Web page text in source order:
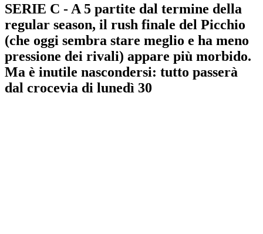
SERIE C - A 5 partite dal termine della
regular season, il rush finale del Picchio
(che oggi sembra stare meglio e ha meno
pressione dei rivali) appare più morbido.
Ma è inutile nascondersi: tutto passerà
dal crocevia di lunedì 30